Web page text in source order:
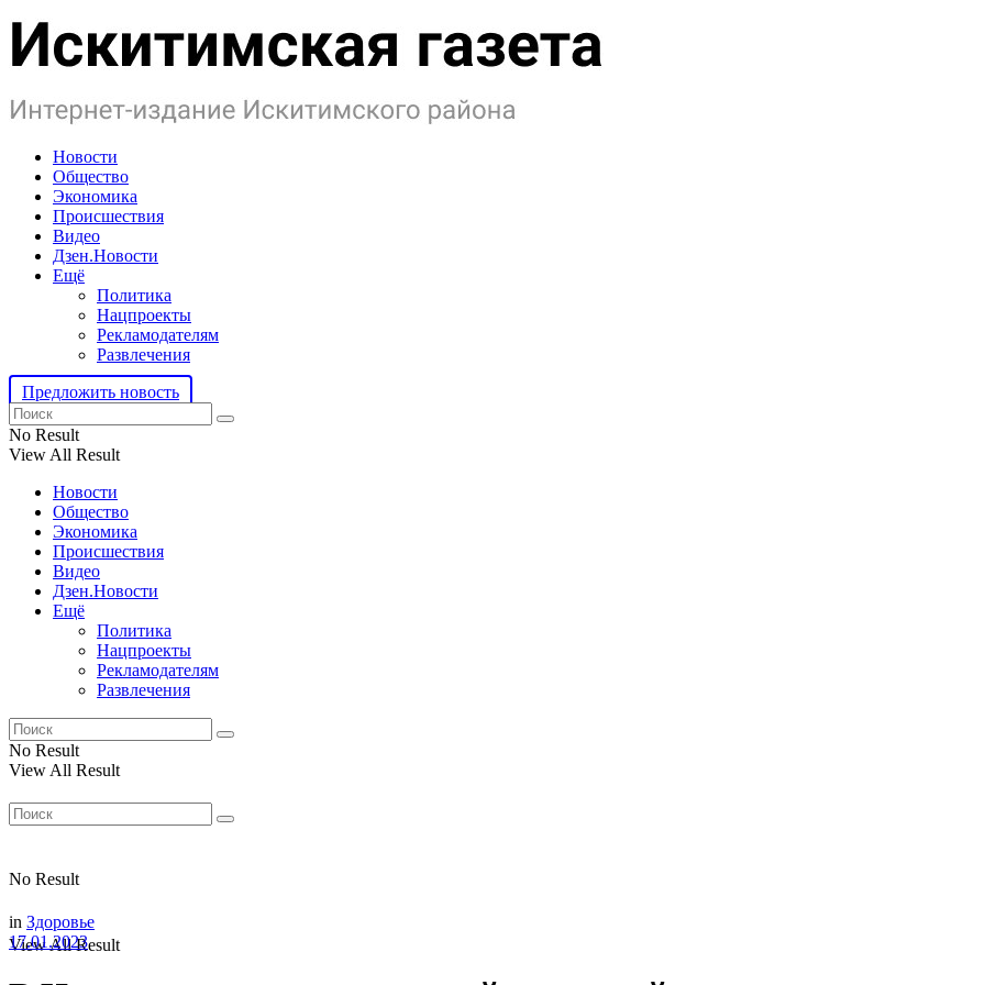
Новости
Общество
Экономика
Происшествия
Видео
Дзен.Новости
Ещё
Политика
Нацпроекты
Рекламодателям
Развлечения
Предложить новость
No Result
View All Result
Новости
Общество
Экономика
Происшествия
Видео
Дзен.Новости
Ещё
Политика
Нацпроекты
Рекламодателям
Развлечения
No Result
View All Result
No Result
View All Result
in Здоровье
17.01.2023